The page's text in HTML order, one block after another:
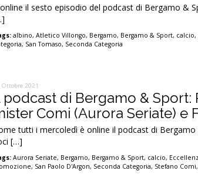
il sesto episodio del podcast di Bergamo &
albino,Atletico Villongo, Bergamo, Bergamo & Sport, calcio,
, San Tomaso, Seconda Categoria
Ottobre 2021
podcast di Bergamo & Sport:
Comi (Aurora Seriate) e
tutti i mercoledì è online il podcast di
[…]
Aurora Seriate, Bergamo, Bergamo & Sport, calcio,
, San Paolo D'Argon, Seconda Categoria, Stefano Comi